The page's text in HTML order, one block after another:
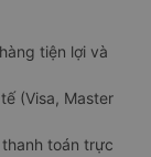
tiện lợi và
(Visa, Master
toán trực